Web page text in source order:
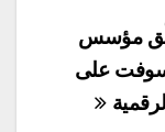
مؤسس
على